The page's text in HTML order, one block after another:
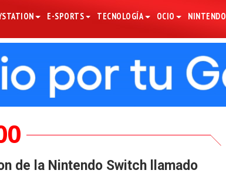
E-SPORTS TECNOLOGÍA OCIO NINTENDO
de la Nintendo Switch llamado